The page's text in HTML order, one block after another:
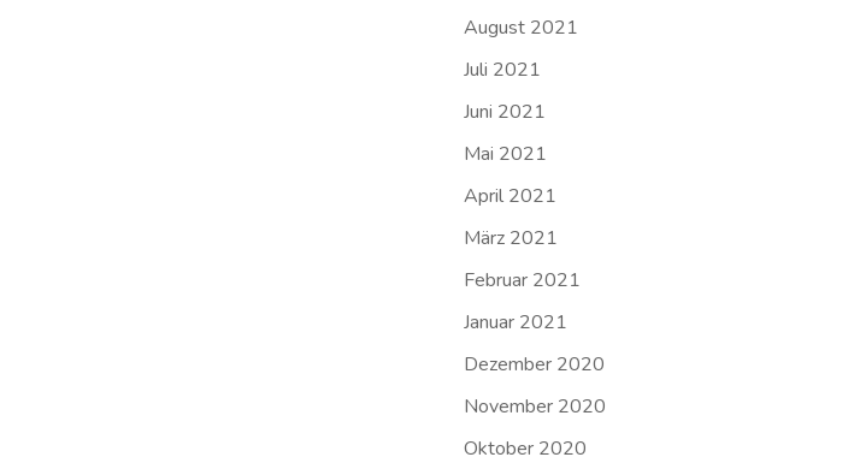
August 2021
Juli 2021
Juni 2021
Mai 2021
April 2021
März 2021
Februar 2021
Januar 2021
Dezember 2020
November 2020
Oktober 2020